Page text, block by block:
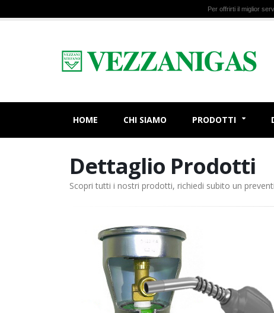
Per offrirti il miglior
HOME CHI SIAMO PRODOTTI
Dettaglio Prodotti
Scopri tutti i nostri prodotti, richiedi subito un